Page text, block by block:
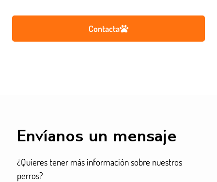
Contacta
Envíanos un mensaje
¿Quieres tener más información sobre nuestros
perros?